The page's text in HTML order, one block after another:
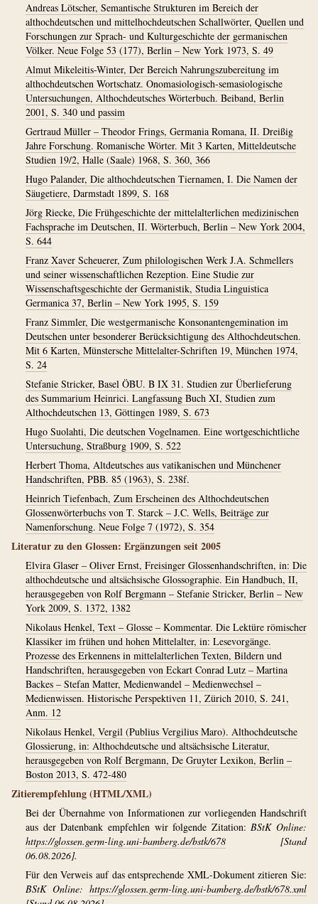
Andreas Lötscher, Semantische Strukturen im Bereich der
althochdeutschen und mittelhochdeutschen Schallwörter, Quellen und
Forschungen zur Sprach- und Kulturgeschichte der germanischen
Völker. Neue Folge 53 (177), Berlin – New York 1973, S. 49
Almut Mikeleitis-Winter, Der Bereich Nahrungszubereitung im
althochdeutschen Wortschatz. Onomasiologisch-semasiologische
Untersuchungen, Althochdeutsches Wörterbuch. Beiband, Berlin
2001, S. 340 und passim
Gertraud Müller – Theodor Frings, Germania Romana, II. Dreißig
Jahre Forschung. Romanische Wörter. Mit 3 Karten, Mitteldeutsche
Studien 19/2, Halle (Saale) 1968, S. 360, 366
Hugo Palander, Die althochdeutschen Tiernamen, I. Die Namen der
Säugetiere, Darmstadt 1899, S. 168
Jörg Riecke, Die Frühgeschichte der mittelalterlichen medizinischen
Fachsprache im Deutschen, II. Wörterbuch, Berlin – New York 2004,
S. 644
Franz Xaver Scheuerer, Zum philologischen Werk J.A. Schmellers
und seiner wissenschaftlichen Rezeption. Eine Studie zur
Wissenschaftsgeschichte der Germanistik, Studia Linguistica
Germanica 37, Berlin – New York 1995, S. 159
Franz Simmler, Die westgermanische Konsonantengemination im
Deutschen unter besonderer Berücksichtigung des Althochdeutschen.
Mit 6 Karten, Münstersche Mittelalter-Schriften 19, München 1974,
S. 24
Stefanie Stricker, Basel ÖBU. B IX 31. Studien zur Überlieferung
des Summarium Heinrici. Langfassung Buch XI, Studien zum
Althochdeutschen 13, Göttingen 1989, S. 673
Hugo Suolahti, Die deutschen Vogelnamen. Eine wortgeschichtliche
Untersuchung, Straßburg 1909, S. 522
Herbert Thoma, Altdeutsches aus vatikanischen und Münchener
Handschriften, PBB. 85 (1963), S. 238f.
Heinrich Tiefenbach, Zum Erscheinen des Althochdeutschen
Glossenwörterbuchs von T. Starck – J.C. Wells, Beiträge zur
Namenforschung. Neue Folge 7 (1972), S. 354
Literatur zu den Glossen: Ergänzungen seit 2005
Elvira Glaser – Oliver Ernst, Freisinger Glossenhandschriften, in: Die
althochdeutsche und altsächsische Glossographie. Ein Handbuch, II,
herausgegeben von Rolf Bergmann – Stefanie Stricker, Berlin – New
York 2009, S. 1372, 1382
Nikolaus Henkel, Text – Glosse – Kommentar. Die Lektüre römischer
Klassiker im frühen und hohen Mittelalter, in: Lesevorgänge.
Prozesse des Erkennens in mittelalterlichen Texten, Bildern und
Handschriften, herausgegeben von Eckart Conrad Lutz – Martina
Backes – Stefan Matter, Medienwandel – Medienwechsel –
Medienwissen. Historische Perspektiven 11, Zürich 2010, S. 241,
Anm. 12
Nikolaus Henkel, Vergil (Publius Vergilius Maro). Althochdeutsche
Glossierung, in: Althochdeutsche und altsächsische Literatur,
herausgegeben von Rolf Bergmann, De Gruyter Lexikon, Berlin –
Boston 2013, S. 472-480
Zitierempfehlung (HTML/XML)
Bei der Übernahme von Informationen zur vorliegenden Handschrift
aus der Datenbank empfehlen wir folgende Zitation:BStK Online:
https://glossen.germ-ling.uni-bamberg.de/bstk/678 [Stand
06.08.2026].
Für den Verweis auf das entsprechende XML-Dokument zitieren Sie:
BStK Online: https://glossen.germ-ling.uni-bamberg.de/bstk/678.xml